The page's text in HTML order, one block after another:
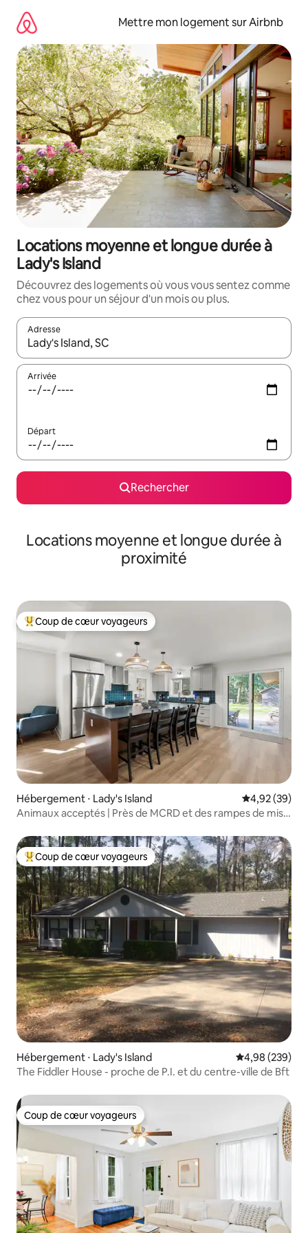
directement
contenu
Mettre mon logement sur Airbnb
Locations moyenne et longue durée à
Lady's Island
Découvrez des logements où vous vous sentez comme
chez vous pour un séjour d'un mois ou plus.
Adresse
Lorsque les résultats s'affichent, utilisez les flèches vers le
Arrivée
Départ
Rechercher
Locations moyenne et longue durée à
proximité
Coups de cœur voyageurs les plus appréciés
Coup de cœur voyageurs
Hébergement ⋅ Lady's Island Évaluation
4,92 (39)
Animaux acceptés | Près de MCRD et des rampes de mise
Coups de cœur voyageurs les plus appréciés
Coup de cœur voyageurs
Hébergement ⋅ Lady's Island Évaluation
4,98 (239)
The Fiddler House - proche de P.I. et du centre-ville de Bft
Coup de cœur voyageurs
Coup de cœur voyageurs